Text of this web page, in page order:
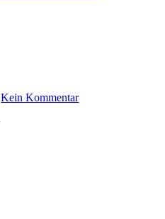
Kein Kommentar